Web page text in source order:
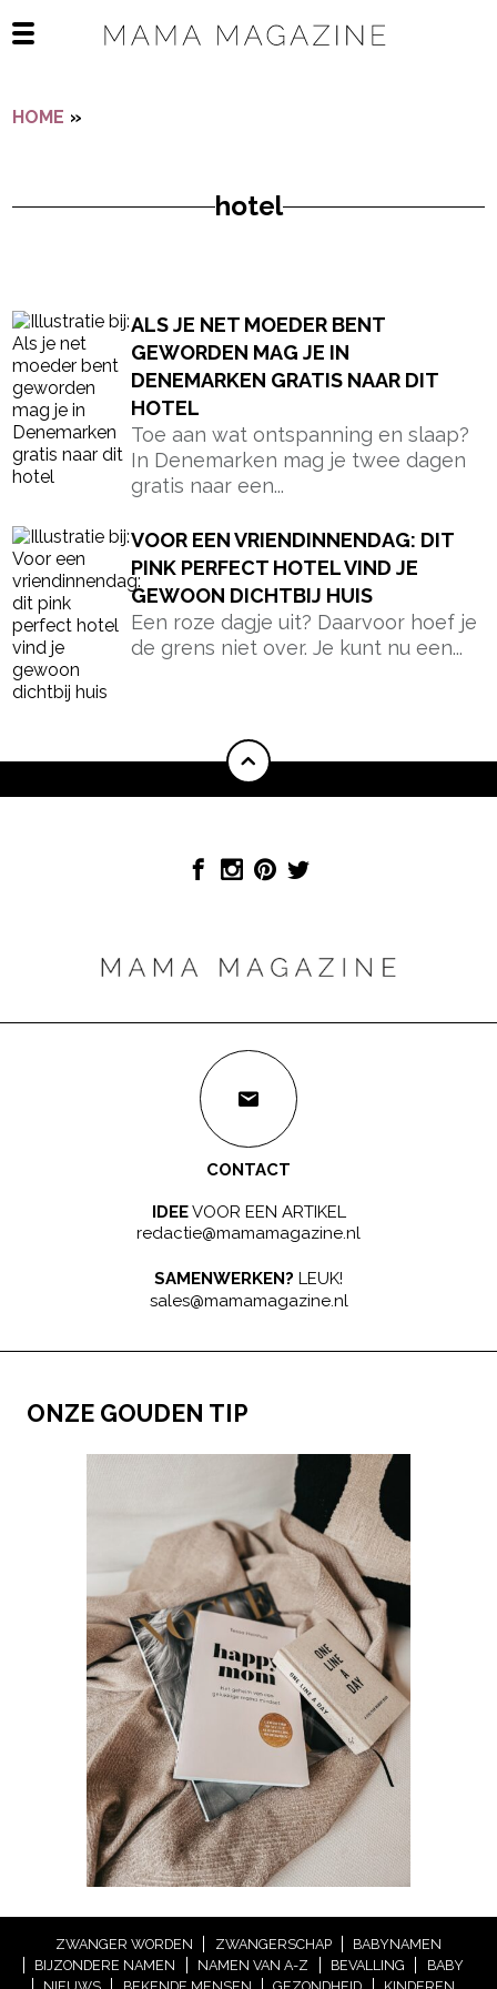
Open het mobiele menu
HOME »
hotel
ALS JE NET MOEDER BENT
GEWORDEN MAG JE IN
DENEMARKEN GRATIS NAAR DIT
HOTEL
Toe aan wat ontspanning en slaap?
In Denemarken mag je twee dagen
gratis naar een...
VOOR EEN VRIENDINNENDAG: DIT
PINK PERFECT HOTEL VIND JE
GEWOON DICHTBIJ HUIS
Een roze dagje uit? Daarvoor hoef je
de grens niet over. Je kunt nu een...
CONTACT
IDEEVOOR EEN ARTIKEL
redactie@mamamagazine.nl
SAMENWERKEN? LEUK!
sales@mamamagazine.nl
ONZE GOUDEN TIP
ZWANGER WORDEN ZWANGERSCHAP
BABYNAMEN
BIJZONDERE NAMEN
NAMEN VAN A-Z BEVALLING
BABY